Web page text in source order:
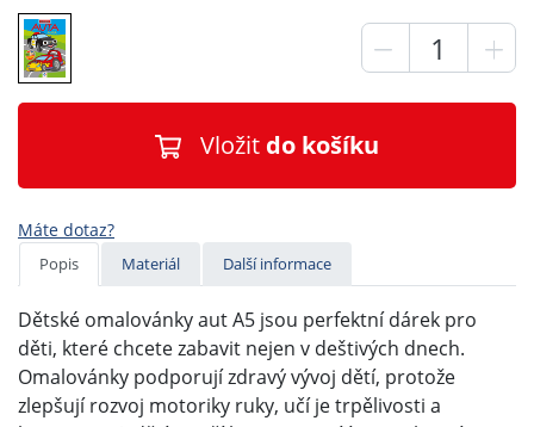
Vložit do košíku
Máte dotaz?
Popis Materiál Další informace
Dětské omalovánky aut A5 jsou perfektní dárek pro
děti, které chcete zabavit nejen v deštivých dnech.
Omalovánky podporují zdravý vývoj dětí, protože
zlepšují rozvoj motoriky ruky, učí je trpělivosti a